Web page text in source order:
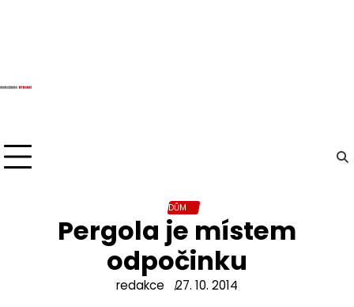
DŮM
Pergola je místem
odpočinku
redakce 27. 10. 2014